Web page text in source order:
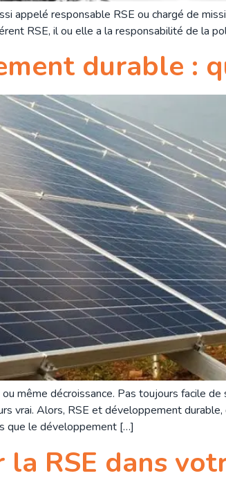
appelé responsable RSE ou chargé de
RSE, il ou elle a la responsabilité de la
durable :
même décroissance. Pas toujours facile
vrai. Alors, RSE et développement
que le développement […]
RSE dans